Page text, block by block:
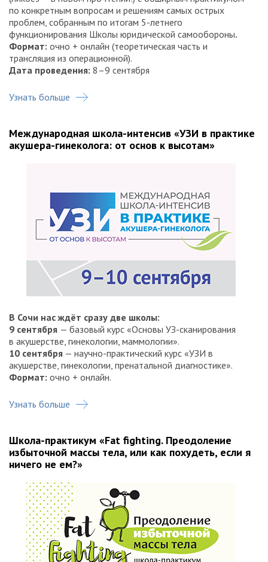
по конкретным вопросам и решениям самых острых
проблем, собранным по итогам 5-летнего
функционирования Школы юридической самообороны.
Формат: очно + онлайн (теоретическая часть и
трансляция из операционной).
Дата проведения: 8–9 сентября
Узнать больше
Международная школа-интенсив «УЗИ в практике
акушера-гинеколога: от основ к высотам»
В Сочи нас ждёт сразу две школы:
9 сентября — базовый курс «Основы УЗ-сканирования
в акушерстве, гинекологии, маммологии».
10 сентября — научно-практический курс «УЗИ в
акушерстве, гинекологии, пренатальной диагностике».
Формат: очно + онлайн.
Узнать больше
Школа-практикум «Fat fighting. Преодоление
избыточной массы тела, или как похудеть, если я
ничего не ем?»